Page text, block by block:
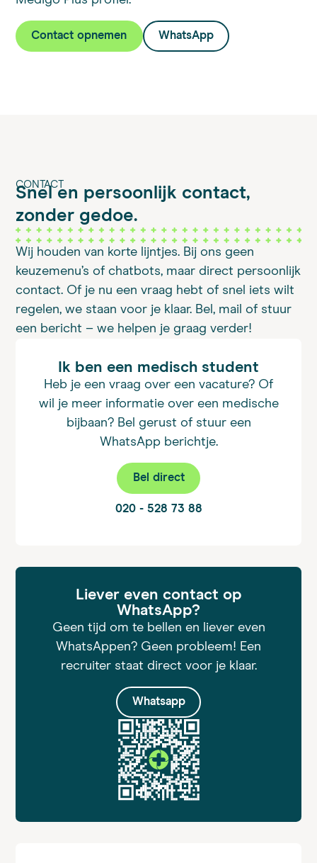
Contact opnemen WhatsApp
CONTACT
Snel en persoonlijk contact,
zonder gedoe.
Wij houden van korte lijntjes. Bij ons geen
keuzemenu’s of chatbots, maar direct persoonlijk
contact. Of je nu een vraag hebt of snel iets wilt
regelen, we staan voor je klaar. Bel, mail of stuur
een bericht – we helpen je graag verder!
Ik ben een medisch student
Heb je een vraag over een vacature? Of
wil je meer informatie over een medische
bijbaan? Bel gerust of stuur een
WhatsApp berichtje.
Bel direct
020 - 528 73 88
Liever even contact op
WhatsApp?
Geen tijd om te bellen en liever even
WhatsAppen? Geen probleem! Een
recruiter staat direct voor je klaar.
Whatsapp